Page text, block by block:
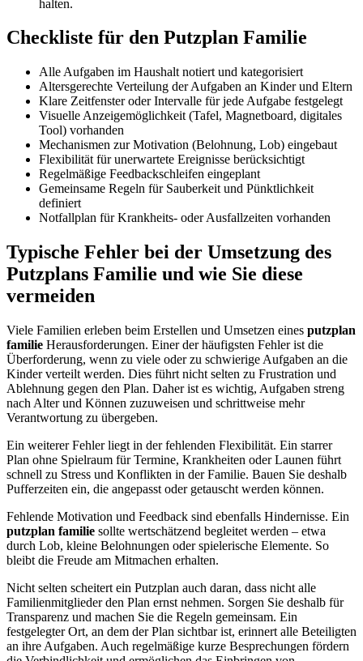
halten.
Checkliste für den Putzplan Familie
Alle Aufgaben im Haushalt notiert und kategorisiert
Altersgerechte Verteilung der Aufgaben an Kinder und Eltern
Klare Zeitfenster oder Intervalle für jede Aufgabe festgelegt
Visuelle Anzeigemöglichkeit (Tafel, Magnetboard, digitales
Tool) vorhanden
Mechanismen zur Motivation (Belohnung, Lob) eingebaut
Flexibilität für unerwartete Ereignisse berücksichtigt
Regelmäßige Feedbackschleifen eingeplant
Gemeinsame Regeln für Sauberkeit und Pünktlichkeit
definiert
Notfallplan für Krankheits- oder Ausfallzeiten vorhanden
Typische Fehler bei der Umsetzung des
Putzplans Familie und wie Sie diese
vermeiden
Viele Familien erleben beim Erstellen und Umsetzen eines putzplan
familie Herausforderungen. Einer der häufigsten Fehler ist die
Überforderung, wenn zu viele oder zu schwierige Aufgaben an die
Kinder verteilt werden. Dies führt nicht selten zu Frustration und
Ablehnung gegen den Plan. Daher ist es wichtig, Aufgaben streng
nach Alter und Können zuzuweisen und schrittweise mehr
Verantwortung zu übergeben.
Ein weiterer Fehler liegt in der fehlenden Flexibilität. Ein starrer
Plan ohne Spielraum für Termine, Krankheiten oder Launen führt
schnell zu Stress und Konflikten in der Familie. Bauen Sie deshalb
Pufferzeiten ein, die angepasst oder getauscht werden können.
Fehlende Motivation und Feedback sind ebenfalls Hindernisse. Ein
putzplan familie sollte wertschätzend begleitet werden – etwa
durch Lob, kleine Belohnungen oder spielerische Elemente. So
bleibt die Freude am Mitmachen erhalten.
Nicht selten scheitert ein Putzplan auch daran, dass nicht alle
Familienmitglieder den Plan ernst nehmen. Sorgen Sie deshalb für
Transparenz und machen Sie die Regeln gemeinsam. Ein
festgelegter Ort, an dem der Plan sichtbar ist, erinnert alle Beteiligten
an ihre Aufgaben. Auch regelmäßige kurze Besprechungen fördern